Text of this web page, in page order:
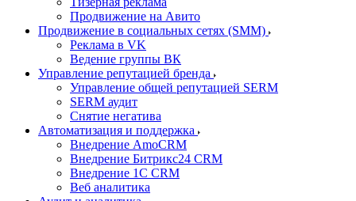
Продвижение на Авито
Продвижение в социальных сетях (SMM)
Реклама в VK
Ведение группы ВК
Управление репутацией бренда
Управление общей репутацией SERM
SERM аудит
Снятие негатива
Автоматизация и поддержка
Внедрение AmoCRM
Внедрение Битрикс24 CRM
Внедрение 1C CRM
Веб аналитика